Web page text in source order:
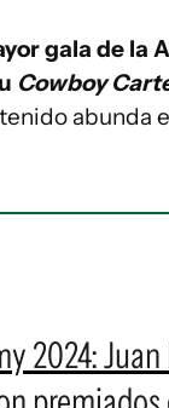
gala de la
Cowboy
abunda
2024: Juan